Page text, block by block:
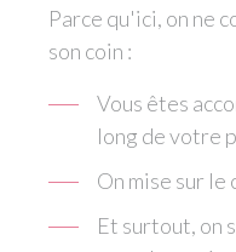
Parce qu'ici, on ne
son coin :
Vous êtes
long de votre
On mise sur
Et surtout, on